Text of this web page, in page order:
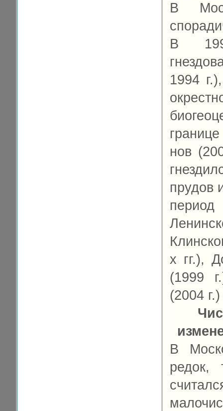
В
В
1994
нов
прудов
х гг.),
(1999
(2004
В
редок,